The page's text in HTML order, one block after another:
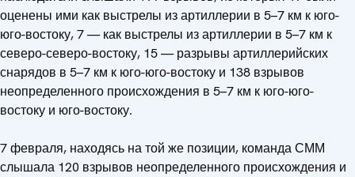
оценены ими как выстрелы из артиллерии в 5–7 км к юго-
юго-востоку, 7 — как выстрелы из артиллерии в 5–7 км к
северо-северо-востоку, 15 — разрывы артиллерийских
снарядов в 5–7 км к юго-юго-востоку и 138 взрывов
неопределенного происхождения в 5–7 км к юго-юго-
востоку и юго-востоку.
7 февраля, находясь на той же позиции, команда СММ
слышала 120 взрывов неопределенного происхождения и